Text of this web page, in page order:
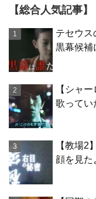
【総合人気記事】
テセウ
黒幕候補
【シャ
歌ってい
【教場2
顔を見た